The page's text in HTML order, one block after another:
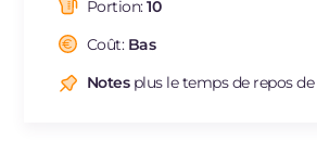
Fibre
Cholestérol
Sodium
Portion:10
Coût: Bas
Notesplus le temps de repos